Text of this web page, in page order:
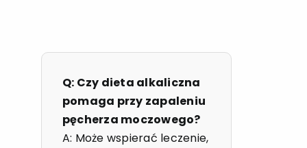
Q: Czy dieta alkaliczna
pomaga przy zapaleniu
pęcherza moczowego?
A: Może wspierać leczenie,